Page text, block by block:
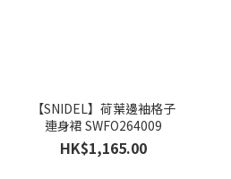
【SNIDEL】荷葉邊袖格子
連身裙 SWFO264009
HK$1,165.00